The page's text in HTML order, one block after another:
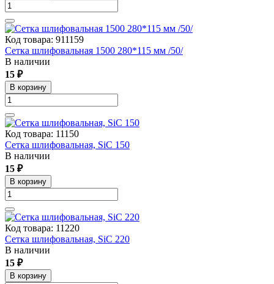
Код товара: 911159
Сетка шлифовальная 1500 280*115 мм /50/
В наличии
15 ₽
В корзину
Код товара: 11150
Сетка шлифовальная, SiC 150
В наличии
15 ₽
В корзину
Код товара: 11220
Сетка шлифовальная, SiC 220
В наличии
15 ₽
В корзину